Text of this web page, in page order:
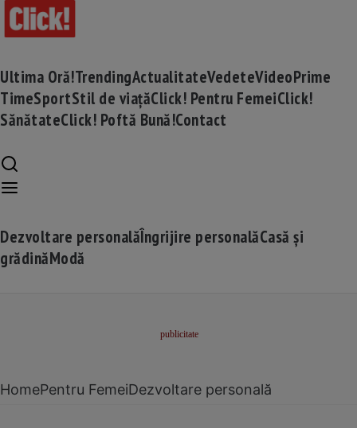
Ultima Oră!TrendingActualitateVedeteVideoPrime
TimeSportStil de viațăClick! Pentru FemeiClick!
SănătateClick! Poftă Bună!Contact
Dezvoltare personalăÎngrijire personalăCasă și
grădinăModă
HomePentru FemeiDezvoltare personală